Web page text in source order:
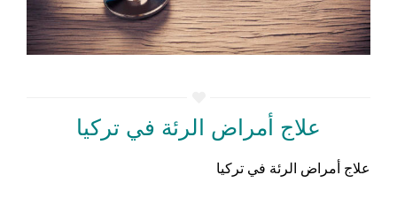
علاج أمراض الرئة في تركيا
علاج أمراض الرئة في تركيا